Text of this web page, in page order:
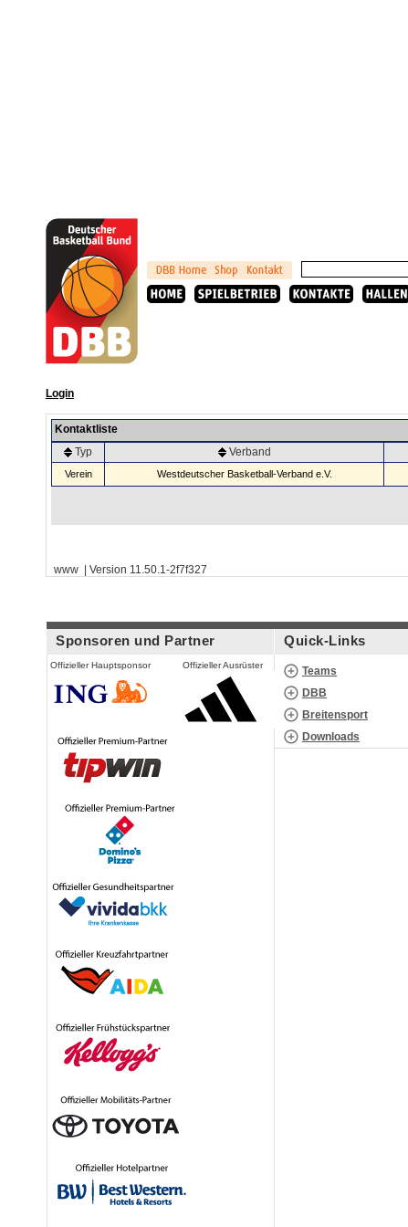
Login
Kontaktliste
Typ
Verband
Verein Westdeutscher Basketball-Verband e.V.
www | Version 11.50.1-2f7f327
Sponsoren und Partner
Offizieller Hauptsponsor Offizieller Ausrüster
Quick-Links
Teams
DBB
Breitensport
Downloads